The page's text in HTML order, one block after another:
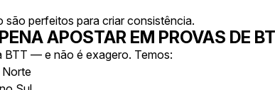
são perfeitos para criar consistência.
APOSTAR EM PROVAS DE
BTT — e não é exagero. Temos: